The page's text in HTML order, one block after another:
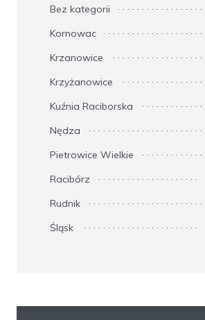
Bez kategorii
Kornowac
Krzanowice
Krzyżanowice
Kuźnia Raciborska
Nędza
Pietrowice Wielkie
Racibórz
Rudnik
Śląsk